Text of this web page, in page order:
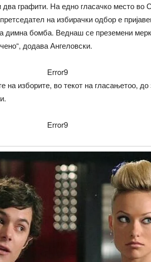
графити. На едно гласачко место во
на избирачки одбор е
димна бомба. Веднаш се преземени
додава Ангеловски.
Error9
на изборите, во текот на гласањетоо,
Error9